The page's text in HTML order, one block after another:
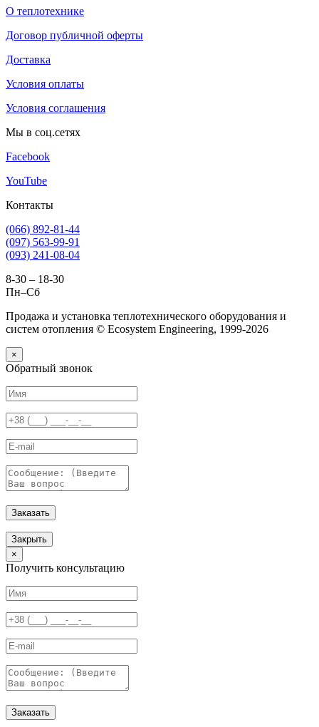
О теплотехнике
Договор публичной оферты
Доставка
Условия оплаты
Условия соглашения
Мы в соц.сетях
Facebook
YouTube
Контакты
(066) 892-81-44
(097) 563-99-91
(093) 241-08-04
8-30 – 18-30
Пн–Сб
Продажа и установка теплотехнического оборудования и
систем отопления © Ecosystem Engineering, 1999-2026
×
Обратный звонок
Заказать
Закрыть
×
Получить консультацию
Заказать